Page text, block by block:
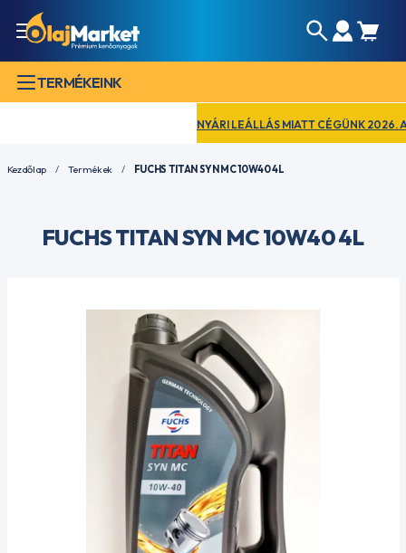
TERMÉKEINK
NYÁRI LEÁLLÁS MIATT CÉGÜNK 2026.
Kezdőlap Termékek FUCHS TITAN SYN MC 10W40 4L
FUCHS TITAN SYN MC 10W40 4L